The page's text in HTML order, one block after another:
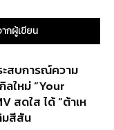
กผู้เขียน
ะสบการณ์ความ
ลใหม่ “Your
สดใส ได้ “ต้าเห
มสีสัน